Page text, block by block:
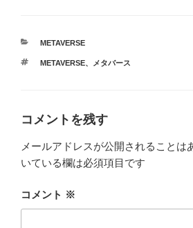
カ
ゴ
METAVERSE
タ
METAVERSE、 メタバース
コメントを残す
メールアドレスが公開されることは
いている欄は必須項目です
コメント ※